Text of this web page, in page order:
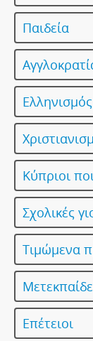
Παιδεία
Ελληνισμός
Κύπριοι
Σχολικές
Τιμώμενα
Επέτειοι